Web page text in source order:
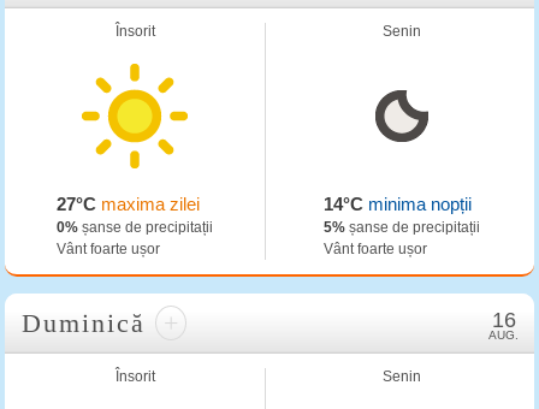
Însorit
27°C maxima zilei
0% șanse de precipitații
Vânt foarte ușor
Senin
14°Cminima nopții
5%șanse de precipitații
Vânt foarte ușor
Duminică + 16
AUG.
Însorit Senin